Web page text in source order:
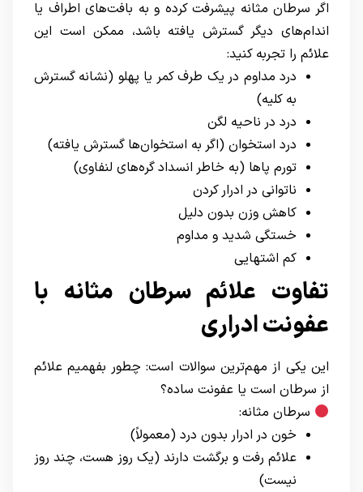
اگر سرطان مثانه پیشرفت کرده و به بافت‌های اطراف یا
اندام‌های دیگر گسترش یافته باشد، ممکن است این
علائم را تجربه کنید:
درد مداوم در یک طرف کمر یا پهلو (نشانه گسترش
به کلیه)
درد در ناحیه لگن
درد استخوان (اگر به استخوان‌ها گسترش یافته)
تورم پاها (به خاطر انسداد گره‌های لنفاوی)
ناتوانی در ادرار کردن
کاهش وزن بدون دلیل
خستگی شدید و مداوم
کم اشتهایی
تفاوت علائم سرطان مثانه با
عفونت ادراری
این یکی از مهم‌ترین سوالات است: چطور بفهمیم علائم
از سرطان است یا عفونت ساده؟
سرطان مثانه:
خون در ادرار بدون درد (معمولاً)
علائم رفت و برگشت دارند (یک روز هست، چند روز
نیست)